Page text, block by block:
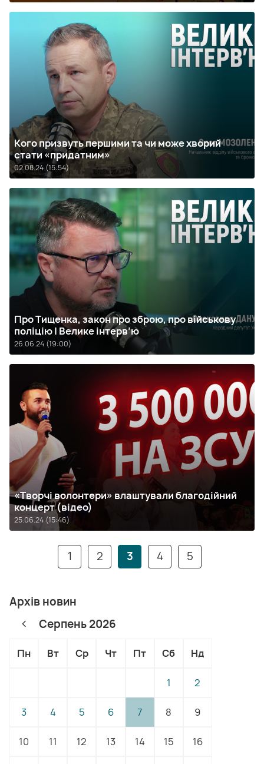
Кого призвуть першими та чи може хворий
стати «придатним»
02.08.24 (15:54)
Про Тищенка, закон про зброю, про військову
поліцію | Велике інтерв’ю
26.06.24 (19:00)
«Творчі волонтери» влаштували благодійний
концерт (відео)
25.06.24 (15:46)
1 2 3 4 5
Архів новин
Серпень 2026
Пн Вт Ср Чт Пт Сб Нд
1 2
3 4 5 6 7 8 9
10 11 12 13 14 15 16